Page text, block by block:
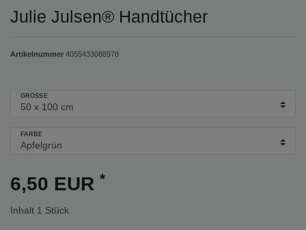
Julie Julsen® Handtücher
Artikelnummer 4055433088978
GRÖSSE
FARBE
6,50 EUR *
Inhalt 1 Stück